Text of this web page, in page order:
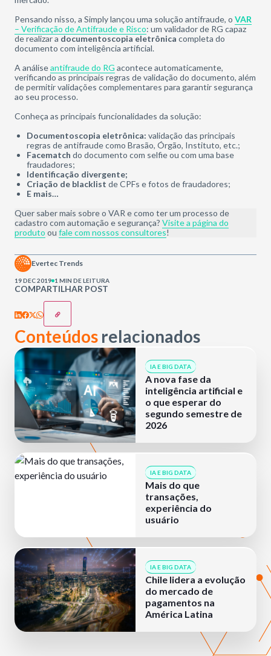
Pensando nisso, a Simply lançou uma solução antifraude, o VAR
– Verificação de Antifraude e Risco: um validador de RG capaz
de realizar a documentoscopia eletrônica completa do
documento com inteligência artificial.
A análiseantifraude do RG acontece automaticamente,
verificando as principais regras de validação do documento, além
de permitir validações complementares para garantir segurança
ao seu processo.
Conheça as principais funcionalidades da solução:
Documentoscopia eletrônica: validação das principais
regras de antifraude como Brasão, Órgão, Instituto, etc.;
Facematch do documento com selfie ou com uma base
fraudadores;
Identificação divergente;
Criação de blacklist de CPFs e fotos de fraudadores;
E mais…
Quer saber mais sobre o VAR e como ter um processo de
cadastro com automação e segurança? Visite a página do
produto ou fale com nossos consultores!
COMPARTILHAR POST
Evertec Trends
19 DEC 2019 1 MIN DE LEITURA
Conteúdos relacionados
IA E BIG DATA
A nova fase da
inteligência artificial e
o que esperar do
segundo semestre de
2026
IA E BIG DATA
Mais do que
transações,
experiência do
usuário
IA E BIG DATA
Chile lidera a evolução
do mercado de
pagamentos na
América Latina